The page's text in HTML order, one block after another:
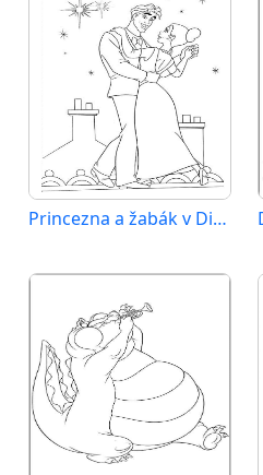
Princezna a žabák v Disney stylu